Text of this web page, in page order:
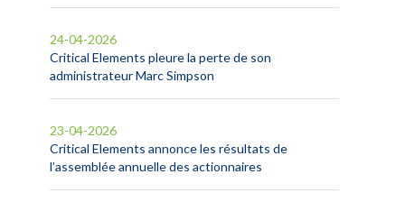
Critical Elements pleure la perte de son
administrateur Marc Simpson
24-04-2026
Critical Elements annonce les résultats de
l’assemblée annuelle des actionnaires
23-04-2026